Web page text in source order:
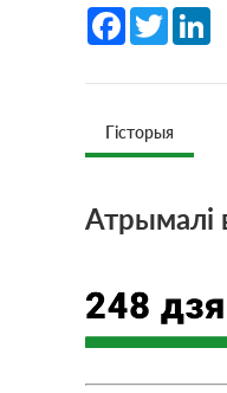
Facebook
Twitter
Гісторыя
Атрымалi